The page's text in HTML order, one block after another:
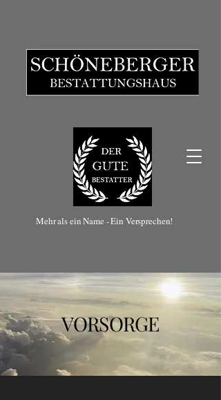
Mehr als ein Name - Ein Versprechen!
VORSORGE
VORSORGE